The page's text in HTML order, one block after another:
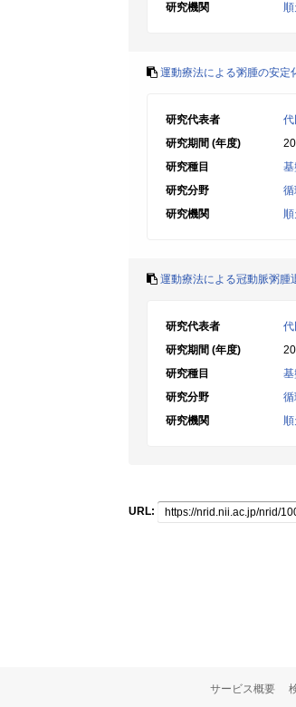
研究機関
運動療法による粥腫の安定
研究代表者
代
研究期間 (年度)
研究種目
研究分野
研究機関
運動療法による冠動脈粥腫
研究代表者
代
研究期間 (年度)
研究種目
研究分野
研究機関
URL:
サービス概要